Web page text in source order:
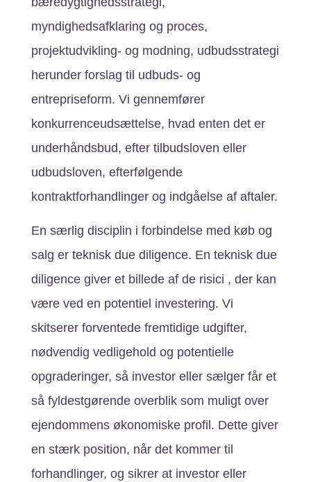
myndighedsafklaring og proces,
projektudvikling- og modning, udbudsstrategi
herunder forslag til udbuds- og
entrepriseform. Vi gennemfører
konkurrenceudsættelse, hvad enten det er
underhåndsbud, efter tilbudsloven eller
udbudsloven, efterfølgende
kontraktforhandlinger og indgåelse af aftaler.
En særlig disciplin i forbindelse med køb og
salg er teknisk due diligence. En teknisk due
diligence giver et billede af de risici , der kan
være ved en potentiel investering. Vi
skitserer forventede fremtidige udgifter,
nødvendig vedligehold og potentielle
opgraderinger, så investor eller sælger får et
så fyldestgørende overblik som muligt over
ejendommens økonomiske profil. Dette giver
en stærk position, når det kommer til
forhandlinger, og sikrer at investor eller